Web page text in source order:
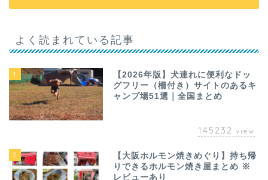
よく読まれている記事
1
【2026年版】犬連れに便利なドッ
グフリー（柵付き）サイトのあるキ
ャンプ場51選｜全国まとめ
145232 view
2
【大阪ホルモン焼きめぐり】持ち帰
りできるホルモン焼き屋まとめ ※
レビューあり